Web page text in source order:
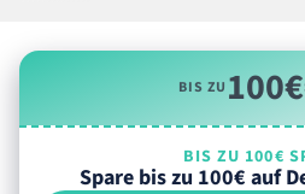
BIS ZU100€
BIS ZU 100€
Spare bis zu 100€ auf